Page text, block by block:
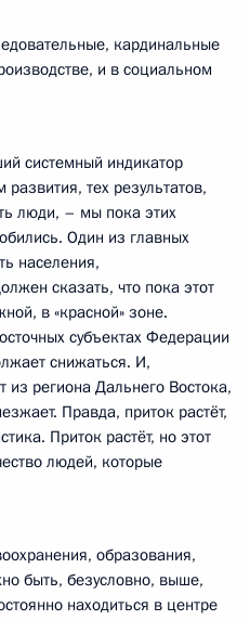
кардинальные
и в социальном
системный индикатор
тех результатов,
люди, – мы пока этих
Один из главных
населения,
сказать, что пока этот
в «красной» зоне.
субъектах Федерации
снижаться. И,
из региона Дальнего Востока,
Правда, приток растёт,
Приток растёт, но этот
людей, которые
образования,
быть, безусловно, выше,
находиться в центре